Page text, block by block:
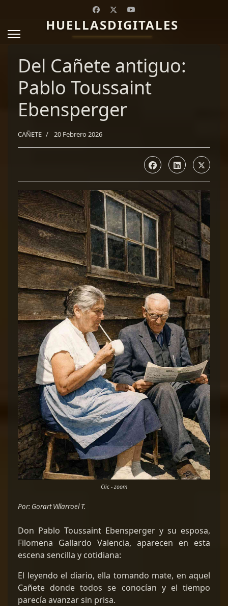
HUELLASDIGITALES
Del Cañete antiguo:
Pablo Toussaint
Ebensperger
CAÑETE 20 Febrero 2026
Clic - zoom
Por: Gorart Villarroel T.
Don Pablo Toussaint Ebensperger y su esposa,
Filomena Gallardo Valencia, aparecen en esta
escena sencilla y cotidiana:
El leyendo el diario, ella tomando mate, en aquel
Cañete donde todos se conocían y el tiempo
parecía avanzar sin prisa.